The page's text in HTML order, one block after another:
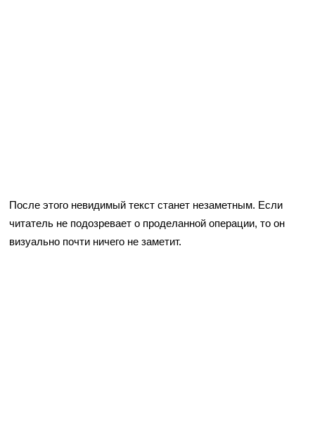
После этого невидимый текст станет незаметным. Если
читатель не подозревает о проделанной операции, то он
визуально почти ничего не заметит.